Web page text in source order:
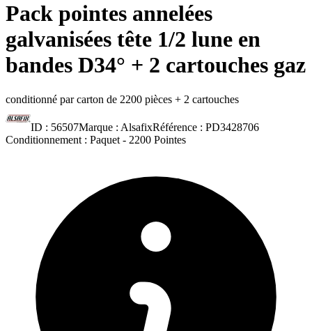
Pack pointes annelées
galvanisées tête 1/2 lune en
bandes D34° + 2 cartouches gaz
conditionné par carton de 2200 pièces + 2 cartouches
ID : 56507Marque : AlsafixRéférence : PD3428706
Conditionnement : Paquet - 2200 Pointes